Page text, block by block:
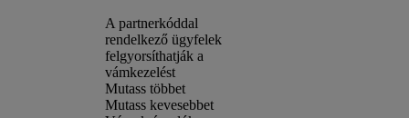
A partnerkóddal
rendelkező ügyfelek
felgyorsíthatják a
vámkezelést
Mutass többet
Mutass kevesebbet